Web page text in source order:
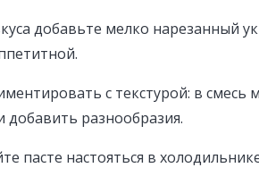
добавьте мелко нарезанный
с текстурой: в
добавить разнообразия.
пасте настояться в